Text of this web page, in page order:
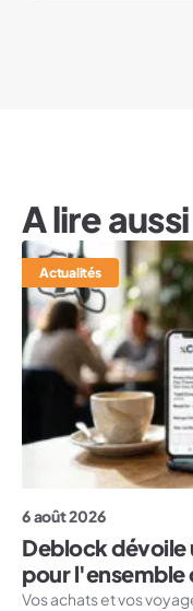
A lire aussi
Actualités
6 août 2026
Deblock dévoile
pour l'ensemble
Vos achats et vos